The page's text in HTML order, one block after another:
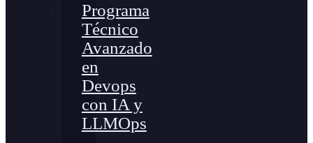
Programa
Técnico
Avanzado
en
Devops
con IA y
LLMOps